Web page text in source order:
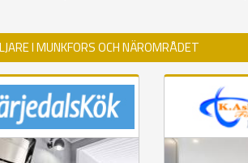
I MUNKFORS OCH NÄROMRÅDET